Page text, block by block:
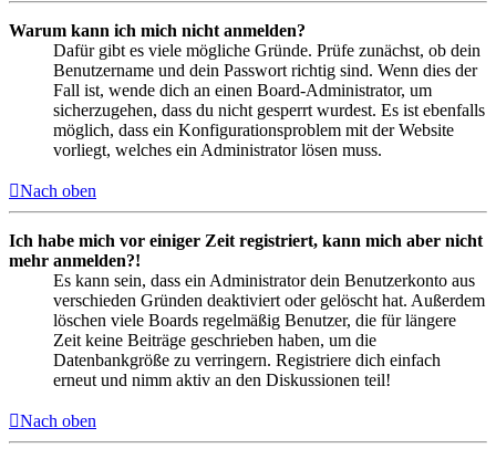
Warum kann ich mich nicht anmelden?
Dafür gibt es viele mögliche Gründe. Prüfe zunächst, ob dein
Benutzername und dein Passwort richtig sind. Wenn dies der
Fall ist, wende dich an einen Board-Administrator, um
sicherzugehen, dass du nicht gesperrt wurdest. Es ist ebenfalls
möglich, dass ein Konfigurationsproblem mit der Website
vorliegt, welches ein Administrator lösen muss.
Nach oben
Ich habe mich vor einiger Zeit registriert, kann mich aber nicht
mehr anmelden?!
Es kann sein, dass ein Administrator dein Benutzerkonto aus
verschieden Gründen deaktiviert oder gelöscht hat. Außerdem
löschen viele Boards regelmäßig Benutzer, die für längere
Zeit keine Beiträge geschrieben haben, um die
Datenbankgröße zu verringern. Registriere dich einfach
erneut und nimm aktiv an den Diskussionen teil!
Nach oben